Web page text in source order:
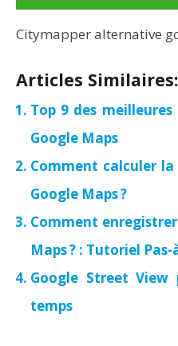
Citymapper alternative
Articles Similaires:
Top 9 des
Google Maps
Comment calculer
Google Maps ?
Comment
Maps ? : Tutoriel Pas-
Google Street
temps